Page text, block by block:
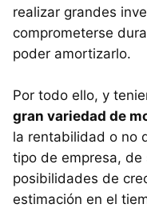
realizar grandes
comprometerse
poder amortizarlo.
Por todo ello, y
gran variedad de
la rentabilidad o no
tipo de empresa,
posibilidades de
estimación en el